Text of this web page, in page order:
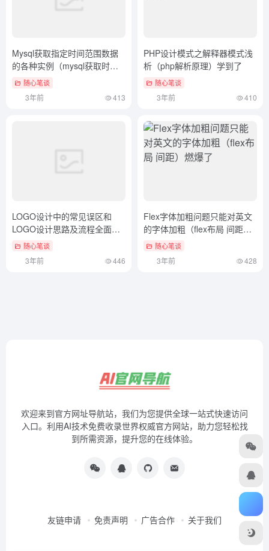
Mysql获取指定时间范围数据
的各种实例（mysql获取时间
函数）不要告诉别人
随心笔谈
3年前 413
PHP设计模式之解释器模式浅
析（php解析原理）学到了
随心笔谈
3年前 410
LOGO设计中的常见误区和
LOGO设计思路及流程全面解
析（logo设计的基本原则）全
随心笔谈
3年前 446
Flex字体加粗问题只能对英文
的字体加粗（flex布局 间距）
燃爆了
随心笔谈
3年前 428
欢迎来到官方网址导航站，我们为您提供全球一站式快速访问
入口。利用AI技术免费收录世界权威官方网站，助力您轻松找
到所需资源，提升您的在线体验。
友链申请 免责声明 广告合作 关于我们